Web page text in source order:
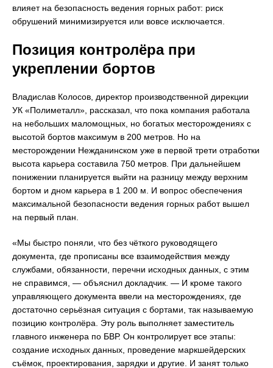
влияет на безопасность ведения горных работ: риск
обрушений минимизируется или вовсе исключается.
Позиция контролёра при
укреплении бортов
Владислав Колосов, директор производственной дирекции
УК «Полиметалл», рассказал, что пока компания работала
на небольших маломощных, но богатых месторождениях с
высотой бортов максимум в 200 метров. Но на
месторождении Нежданинском уже в первой трети отработки
высота карьера составила 750 метров. При дальнейшем
понижении планируется выйти на разницу между верхним
бортом и дном карьера в 1 200 м. И вопрос обеспечения
максимальной безопасности ведения горных работ вышел
на первый план.
«Мы быстро поняли, что без чёткого руководящего
документа, где прописаны все взаимодействия между
службами, обязанности, перечни исходных данных, с этим
не справимся, — объяснил докладчик. — И кроме такого
управляющего документа ввели на месторождениях, где
достаточно серьёзная ситуация с бортами, так называемую
позицию контролёра. Эту роль выполняет заместитель
главного инженера по БВР. Он контролирует все этапы:
создание исходных данных, проведение маркшейдерских
съёмок, проектирования, зарядки и другие. И занят только